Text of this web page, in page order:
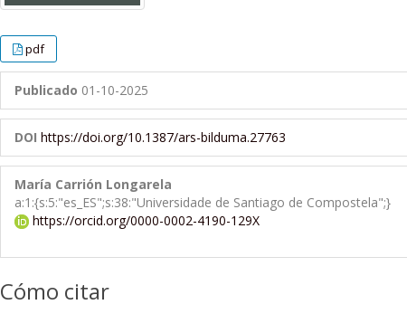
pdf
Publicado 01-10-2025
DOI https://doi.org/10.1387/ars-bilduma.27763
María Carrión Longarela
a:1:{s:5:"es_ES";s:38:"Universidade de Santiago de Compostela";}
https://orcid.org/0000-0002-4190-129X
Cómo citar